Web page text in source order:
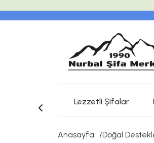
Lezzetli Şifalar
Anasayfa Doğal